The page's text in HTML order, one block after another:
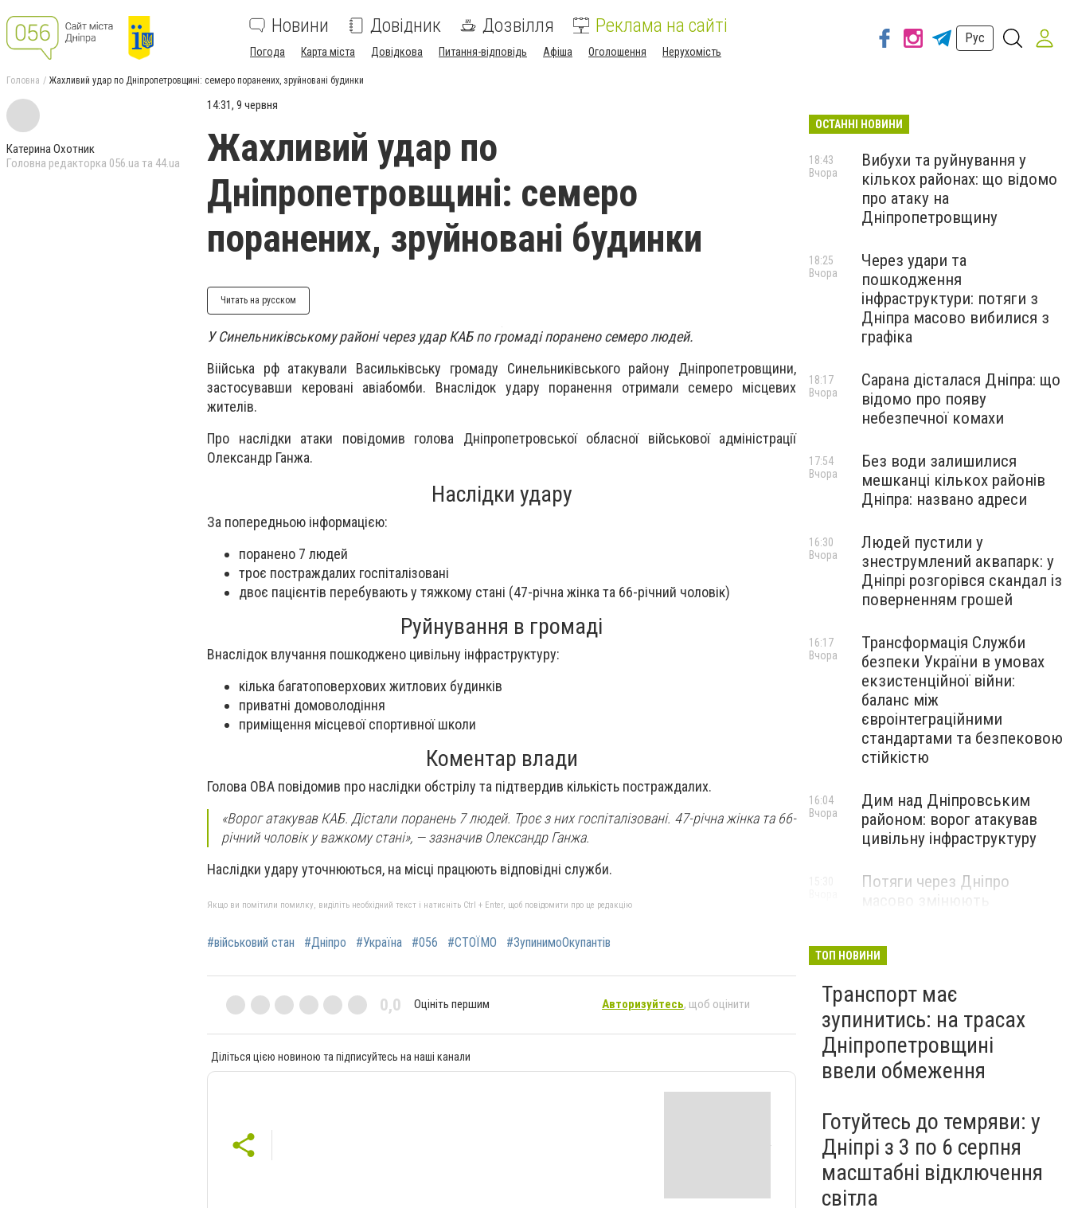
Новини Довідник Дозвілля Реклама на сайті
Погода Карта міста Довідкова Питання-відповідь Афіша Оголошення Нерухомість
Рус
Головна Жахливий удар по Дніпропетровщині: семеро поранених, зруйновані будинки
Катерина Охотник
Головна редакторка 056.ua та 44.ua
14:31, 9 червня
Жахливий удар по
Дніпропетровщині: семеро
поранених, зруйновані будинки
Читать на русском
У Синельниківському районі через удар КАБ по громаді поранено семеро людей.
Віійська рф атакували Васильківську громаду Синельниківського району Дніпропетровщини,
застосувавши керовані авіабомби. Внаслідок удару поранення отримали семеро місцевих
жителів.
Про наслідки атаки повідомив голова Дніпропетровської обласної військової адміністрації
Олександр Ганжа.
Наслідки удару
За попередньою інформацією:
поранено 7 людей
троє постраждалих госпіталізовані
двоє пацієнтів перебувають у тяжкому стані (47-річна жінка та 66-річний чоловік)
Руйнування в громаді
Внаслідок влучання пошкоджено цивільну інфраструктуру:
кілька багатоповерхових житлових будинків
приватні домоволодіння
приміщення місцевої спортивної школи
Коментар влади
Голова ОВА повідомив про наслідки обстрілу та підтвердив кількість постраждалих.
«Ворог атакував КАБ. Дістали поранень 7 людей. Троє з них госпіталізовані. 47-річна жінка та 66-
річний чоловік у важкому стані», —зазначив Олександр Ганжа.
Наслідки удару уточнюються, на місці працюють відповідні служби.
Якщо ви помітили помилку, виділіть необхідний текст і натисніть Ctrl + Enter, щоб повідомити про це редакцію
#військовий стан #Дніпро #Україна #056 #СТОЇМО #ЗупинимоОкупантів
0,0 Оцініть першим Авторизуйтесь, щоб оцінити
Діліться цією новиною та підписуйтесь на наші канали
ОСТАННІ НОВИНИ
Вибухи та руйнування у
кількох районах: що відомо
про атаку на
Дніпропетровщину
18:43
Вчора
Через удари та
пошкодження
інфраструктури: потяги з
Дніпра масово вибилися з
графіка
18:25
Вчора
Сарана дісталася Дніпра: що
відомо про появу
небезпечної комахи
18:17
Вчора
Без води залишилися
мешканці кількох районів
Дніпра: названо адреси
17:54
Вчора
Людей пустили у
знеструмлений аквапарк: у
Дніпрі розгорівся скандал із
поверненням грошей
16:30
Вчора
Трансформація Служби
безпеки України в умовах
екзистенційної війни:
баланс між
євроінтеграційними
стандартами та безпековою
стійкістю
16:17
Вчора
Дим над Дніпровським
районом: ворог атакував
цивільну інфраструктуру
16:04
Вчора
Потяги через Дніпро
ТОП НОВИНИ
Транспорт має
зупинитись: на трасах
Дніпропетровщині
ввели обмеження
Готуйтесь до темряви: у
Дніпрі з 3 по 6 серпня
масштабні відключення
світла